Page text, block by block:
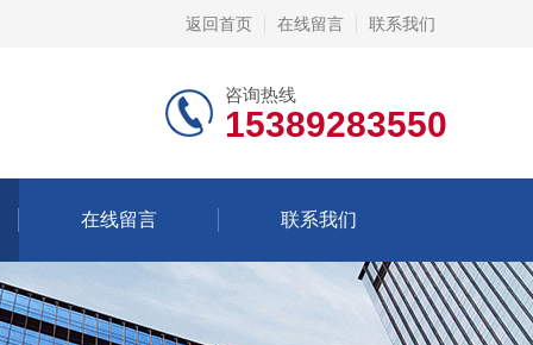
返回首页 在线留言 联系我们
咨询热线
15389283550
在线留言 联系我们